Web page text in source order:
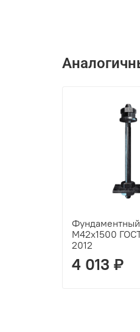
Фундаментный
М42х1500
2012
4 013 ₽